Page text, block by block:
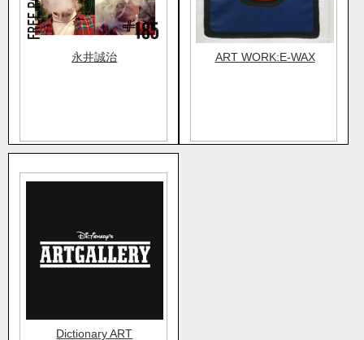
永井誠治 ART WORK:E-WAX
Dictionary ART